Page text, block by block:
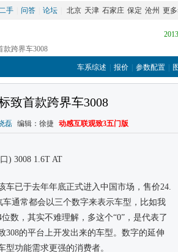
手 问答 论坛 北京 天津 石家庄 保定 沧州 更
款跨界车3008
车系综述 报价 参数配置
致首款跨界车3008
磊 编辑：徐捷 动感互联观致3五门版
车已于去年年底正式进入中国市场，售价24.
通常都会以三个数字来表示车型，比如我
数，其实不难理解，多这个“0”，是代表了
308的平台上开发出来的车型。数字的延伸
功能需求更强的消费者。